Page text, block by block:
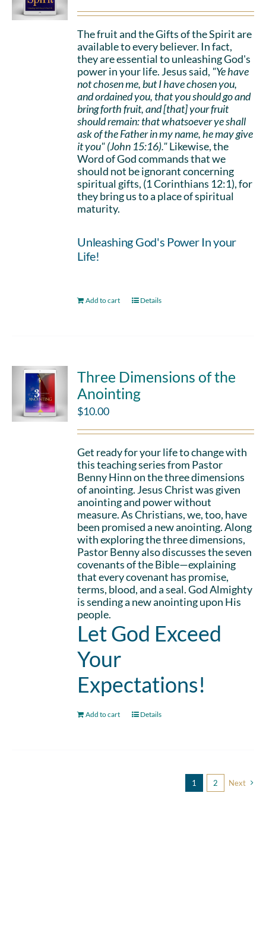
The fruit and the Gifts of the Spirit are
available to every believer. In fact,
they are essential to unleashing God's
power in your life. Jesus said, "Ye have
not chosen me, but I have chosen you,
and ordained you, that you should go and
bring forth fruit, and [that] your fruit
should remain: that whatsoever ye shall
ask of the Father in my name, he may give
it you" (John 15:16)."Likewise, the
Word of God commands that we
should not be ignorant concerning
spiritual gifts, (1 Corinthians 12:1), for
they bring us to a place of spiritual
maturity.
Unleashing God's Power In your
Life!
Add to cart Details
Three Dimensions of the
Anointing
$10.00
Get ready for your life to change with
this teaching series from Pastor
Benny Hinn on the three dimensions
of anointing. Jesus Christ was given
anointing and power without
measure. As Christians, we, too, have
been promised a new anointing. Along
with exploring the three dimensions,
Pastor Benny also discusses the seven
covenants of the Bible—explaining
that every covenant has promise,
terms, blood, and a seal. God Almighty
is sending a new anointing upon His
people.
Let God Exceed
Your
Expectations!
Add to cart Details
1 2 Next